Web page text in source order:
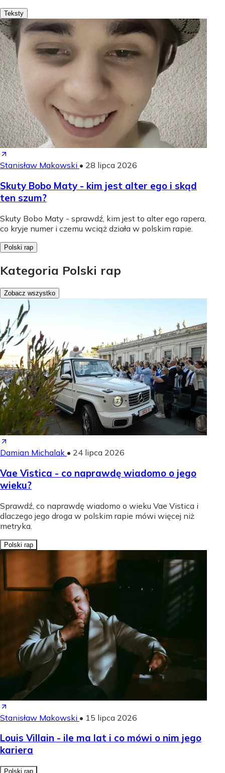
Teksty
Stanisław Makowski • 28 lipca 2026
Skuty Bobo Maty - kim jest alter ego i skąd
ten szum?
Skuty Bobo Maty - sprawdź, kim jest to alter ego rapera,
co kryje numer i czemu wciąż działa w polskim rapie.
Polski rap
Kategoria Polski rap
Zobacz wszystko
Damian Michalak • 24 lipca 2026
Vae Vistica - co naprawdę wiadomo o jego
wieku?
Sprawdź, co naprawdę wiadomo o wieku Vae Vistica i
dlaczego jego droga w polskim rapie mówi więcej niż
metryka.
Polski rap
Stanisław Makowski • 15 lipca 2026
Louis Villain - ile ma lat i co mówi o nim jego
kariera
Polski rap